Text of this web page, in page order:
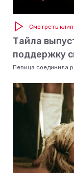
Смотреть клип
Тайла
поддержку
Певица соединила